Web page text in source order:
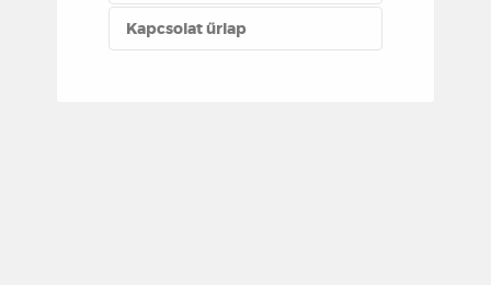
Kapcsolat űrlap